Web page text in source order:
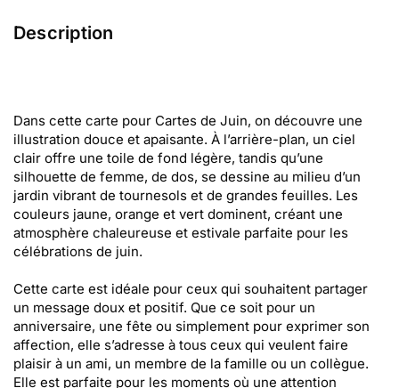
Description
Dans cette carte pour Cartes de Juin, on découvre une
illustration douce et apaisante. À l’arrière-plan, un ciel
clair offre une toile de fond légère, tandis qu’une
silhouette de femme, de dos, se dessine au milieu d’un
jardin vibrant de tournesols et de grandes feuilles. Les
couleurs jaune, orange et vert dominent, créant une
atmosphère chaleureuse et estivale parfaite pour les
célébrations de juin.
Cette carte est idéale pour ceux qui souhaitent partager
un message doux et positif. Que ce soit pour un
anniversaire, une fête ou simplement pour exprimer son
affection, elle s’adresse à tous ceux qui veulent faire
plaisir à un ami, un membre de la famille ou un collègue.
Elle est parfaite pour les moments où une attention